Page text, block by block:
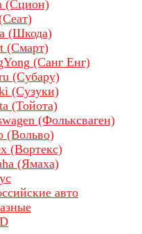
(Сцион)
(Шкода)
(Смарт)
(Санг Енг)
(Субару)
(Сузуки)
(Тойота)
(Фольксваген)
(Вольво)
(Вортекс)
(Ямаха)
авто